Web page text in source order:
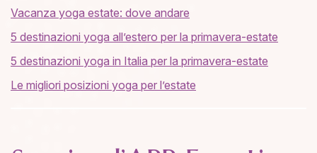
Vacanza yoga estate: dove andare
5 destinazioni yoga all’estero per la primavera-estate
5 destinazioni yoga in Italia per la primavera-estate
Le migliori posizioni yoga per l’estate